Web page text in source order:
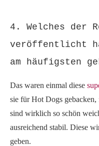
4. Welches der
veröffentlicht
am häufigsten
Das waren einmal diese
sie für Hot Dogs
sind wirklich so schön
ausreichend stabil. Diese
geben.